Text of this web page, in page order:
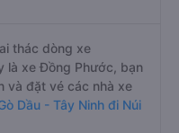
thác dòng xe
là xe Đồng Phước, bạn
và đặt vé các nhà xe
Dầu - Tây Ninh đi Núi